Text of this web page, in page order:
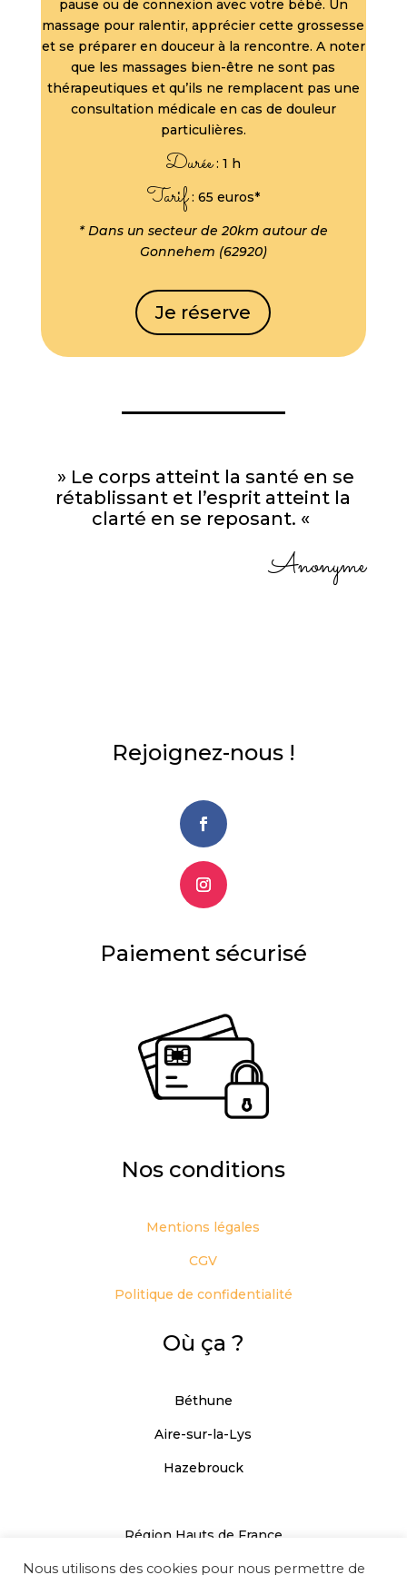
pause ou de connexion avec votre bébé. Un
massage pour ralentir, apprécier cette grossesse
et se préparer en douceur à la rencontre. A noter
que les massages bien-être ne sont pas
thérapeutiques et qu’ils ne remplacent pas une
consultation médicale en cas de douleur
particulières.
Durée: 1 h
Tarif: 65 euros*
* Dans un secteur de 20km autour de
Gonnehem (62920)
Je réserve
» Le corps atteint la santé en se
rétablissant et l’esprit atteint la
clarté en se reposant. «
Anonyme
Rejoignez-nous !
Paiement sécurisé
Nos conditions
Mentions légales
CGV
Politique de confidentialité
Où ça ?
Béthune
Aire-sur-la-Lys
Hazebrouck
Région Hauts de France
Nous utilisons des cookies pour nous permettre de